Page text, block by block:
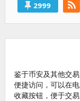
2999
鉴于币安及其他交
便捷访问，可以在
收藏按钮，便于交易